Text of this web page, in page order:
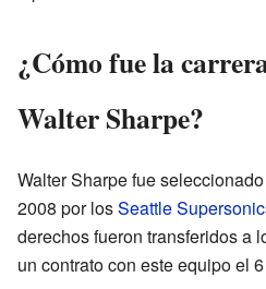
¿Cómo fue la
Walter Sharpe?
Walter Sharpe fue
2008 por losSeattle
derechos fueron transferidos a
un contrato con este equipo el